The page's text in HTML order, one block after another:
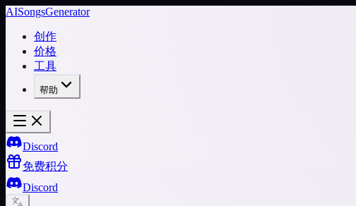
AISongsGenerator
创作
价格
工具
帮助
Discord
免费积分
Discord